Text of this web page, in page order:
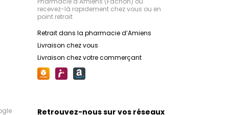
recevez-là rapidement chez vous ou en
point retrait
Retrait dans la pharmacie d’Amiens
Livraison chez vous
Livraison chez votre commerçant
Retrouvez-nous sur vos réseaux